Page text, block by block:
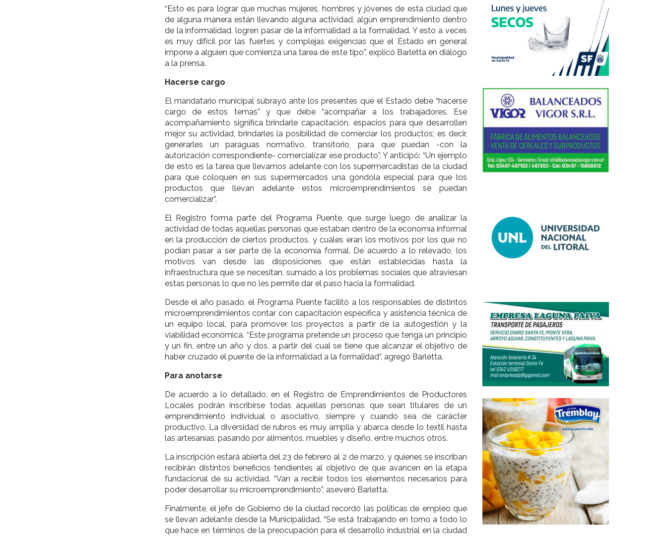
“Esto es para lograr que muchas mujeres, hombres y jóvenes de esta ciudad que
de alguna manera están llevando alguna actividad, algún emprendimiento dentro
de la informalidad, logren pasar de la informalidad a la formalidad. Y esto a veces
es muy difícil por las fuertes y complejas exigencias que el Estado en general
impone a alguien que comienza una tarea de este tipo”, explicó Barletta en diálogo
a la prensa.
Hacerse cargo
El mandatario municipal subrayó ante los presentes que el Estado debe “hacerse
cargo de estos temas” y que debe “acompañar a los trabajadores. Ese
acompañamiento significa brindarle capacitación, espacios para que desarrollen
mejor su actividad, brindarles la posibilidad de comerciar los productos; es decir,
generarles un paraguas normativo, transitorio, para que puedan -con la
autorización correspondiente- comercializar ese producto”. Y anticipó: “Un ejemplo
de esto es la tarea que llevamos adelante con los supermercadistas de la ciudad
para que coloquen en sus supermercados una góndola especial para que los
productos que llevan adelante estos microemprendimientos se puedan
comercializar”.
El Registro forma parte del Programa Puente, que surge luego de analizar la
actividad de todas aquellas personas que estaban dentro de la economía informal
en la producción de ciertos productos, y cuáles eran los motivos por los que no
podían pasar a ser parte de la economía formal. De acuerdo a lo relevado, los
motivos van desde las disposiciones que están establecidas hasta la
infraestructura que se necesitan, sumado a los problemas sociales que atraviesan
estas personas lo que no les permite dar el paso hacia la formalidad.
Desde el año pasado, el Programa Puente facilitó a los responsables de distintos
microemprendimientos contar con capacitación específica y asistencia técnica de
un equipo local, para promover los proyectos a partir de la autogestión y la
viabilidad económica. “Este programa pretende un proceso que tenga un principio
y un fin, entre un año y dos, a partir del cual se tiene que alcanzar el objetivo de
haber cruzado el puente de la informalidad a la formalidad”, agregó Barletta.
Para anotarse
De acuerdo a lo detallado, en el Registro de Emprendimientos de Productores
Locales podrán inscribirse todas aquellas personas que sean titulares de un
emprendimiento individual o asociativo, siempre y cuando sea de carácter
productivo. La diversidad de rubros es muy amplia y abarca desde lo textil hasta
las artesanías, pasando por alimentos, muebles y diseño, entre muchos otros.
La inscripción estará abierta del 23 de febrero al 2 de marzo, y quienes se inscriban
recibirán distintos beneficios tendientes al objetivo de que avancen en la etapa
fundacional de su actividad. “Van a recibir todos los elementos necesarios para
poder desarrollar su microemprendimiento”, aseveró Barletta.
Finalmente, el jefe de Gobierno de la ciudad recordó las políticas de empleo que
se llevan adelante desde la Municipalidad. “Se está trabajando en torno a todo lo
que hace en términos de la preocupación para el desarrollo industrial en la ciudad